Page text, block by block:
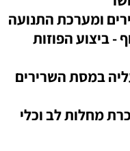
ומערכת התנועה
- ביצוע הפוזות
במסת השרירים
מחלות לב וכלי